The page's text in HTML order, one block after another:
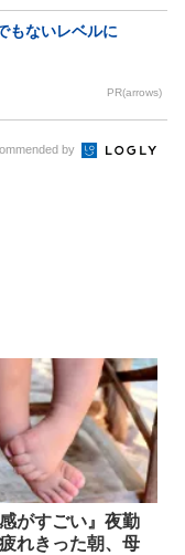
もないレベルに
PR(arrows)
by
感がすごい』夜勤
れきった朝、母